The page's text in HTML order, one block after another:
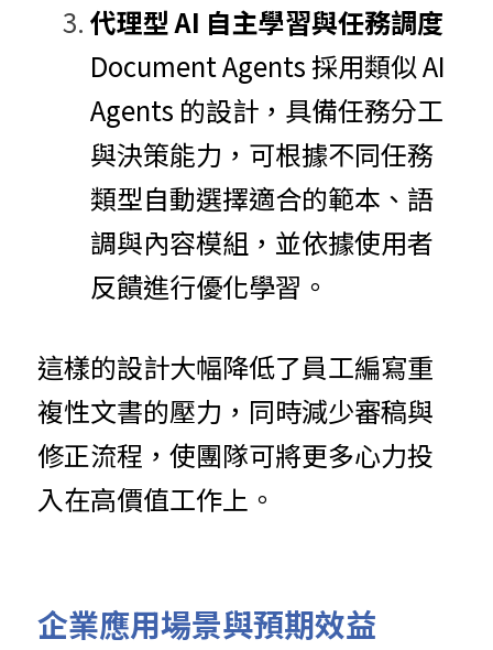
代理型 AI 自主學習與任務調度
Document Agents 採用類似 AI
Agents 的設計，具備任務分工
與決策能力，可根據不同任務
類型自動選擇適合的範本、語
調與內容模組，並依據使用者
反饋進行優化學習。
這樣的設計大幅降低了員工編寫重
複性文書的壓力，同時減少審稿與
修正流程，使團隊可將更多心力投
入在高價值工作上。
企業應用場景與預期效益